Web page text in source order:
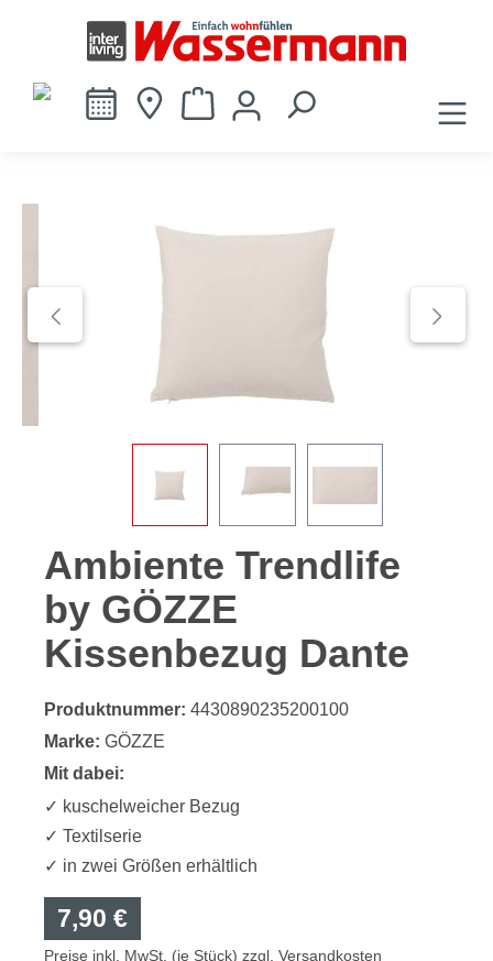
springen
Ambiente Trendlife
by GÖZZE
Kissenbezug Dante
Produktnummer: 4430890235200100
Marke: GÖZZE
Mit dabei:
✓ kuschelweicher Bezug
✓ Textilserie
✓ in zwei Größen erhältlich
7,90 €
Preise inkl. MwSt. (je Stück) zzgl. Versandkosten